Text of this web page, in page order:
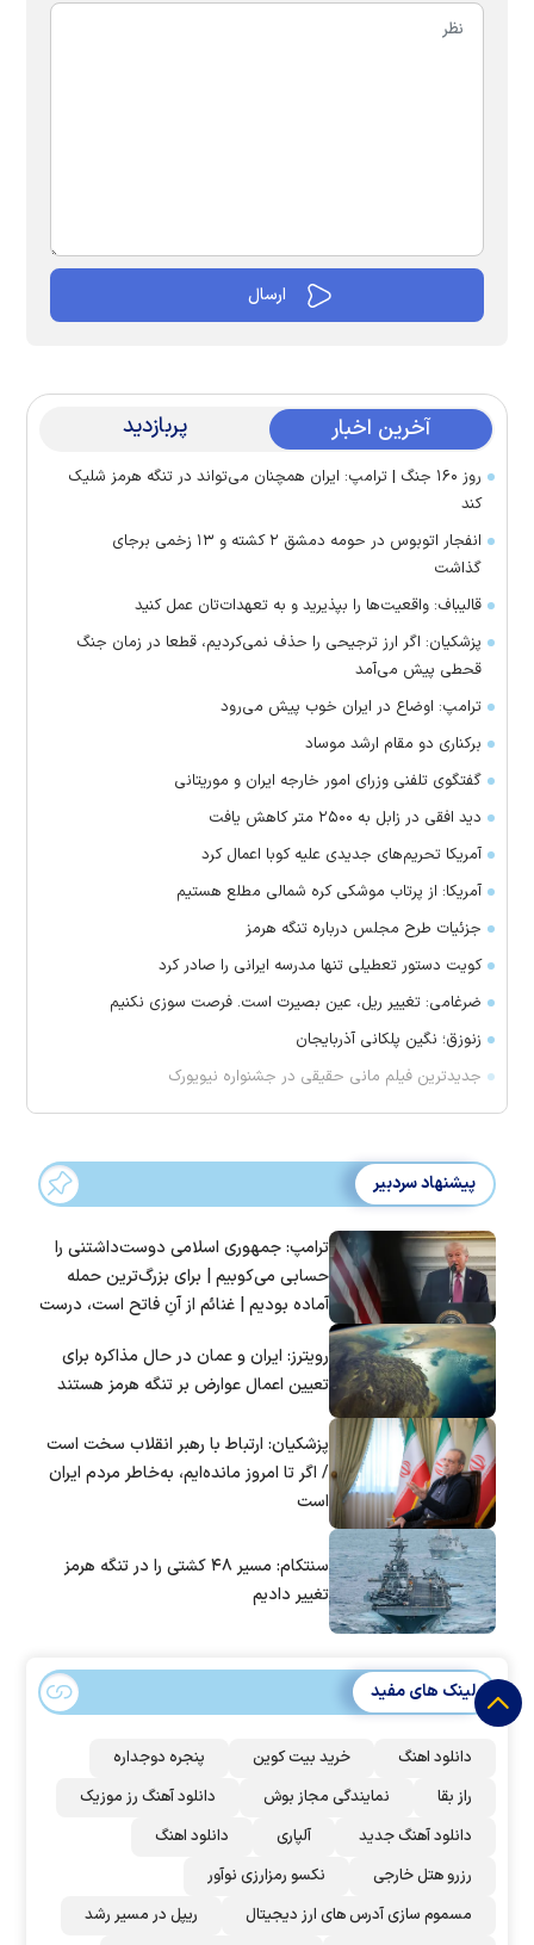
آخرین اخبار پربازدید
روز ۱۶۰ جنگ | ترامپ: ایران همچنان می‌تواند در تنگه هرمز شلیک
کند
انفجار اتوبوس در حومه دمشق ۲ کشته و ۱۳ زخمی برجای
گذاشت
قالیباف: واقعیت‌ها را بپذیرید و به تعهدات‌تان عمل کنید
پزشکیان: اگر ارز ترجیحی را حذف نمی‌کردیم، قطعا در زمان جنگ
قحطی پیش می‌آمد
ترامپ: اوضاع در ایران خوب پیش می‌رود
برکناری دو مقام ارشد موساد
گفتگوی تلفنی وزرای امور خارجه ایران و موریتانی
دید افقی در زابل به ۲۵۰۰ متر کاهش یافت
آمریکا تحریم‌های جدیدی علیه کوبا اعمال کرد
آمریکا: از پرتاب موشکی کره شمالی مطلع هستیم
جزئیات طرح مجلس درباره تنگه هرمز
کویت دستور تعطیلی تنها مدرسه ایرانی را صادر کرد
ضرغامی: تغییر ریل، عین بصیرت است. فرصت سوزی نکنیم
زنوزق؛ نگین پلکانی آذربایجان
جدیدترین فیلم مانی حقیقی در جشنواره نیویورک
پیشنهاد سردبیر
ترامپ: جمهوری اسلامی دوست‌داشتنی را
حسابی می‌کوبیم | برای بزرگ‌ترین حمله
آماده بودیم | غنائم از آنِ فاتح است، درست
رویترز: ایران و عمان در حال مذاکره برای
تعیین اعمال عوارض بر تنگه هرمز هستند
پزشکیان: ارتباط با رهبر انقلاب سخت است
/ اگر تا امروز مانده‌ایم، به‌خاطر مردم ایران
است
سنتکام: مسیر ۴۸ کشتی را در تنگه هرمز
تغییر دادیم
لینک های مفید
دانلود اهنگ خرید بیت کوین
پنجره دوجداره
راز بقا
نمایندگی مجاز بوش
دانلود آهنگ رز‌ موزیک
دانلود آهنگ جدید
آلپاری
دانلود اهنگ
رزرو هتل خارجی
نکسو رمزارزی نوآور
مسموم سازی آدرس های ارز دیجیتال
ریپل در مسیر رشد